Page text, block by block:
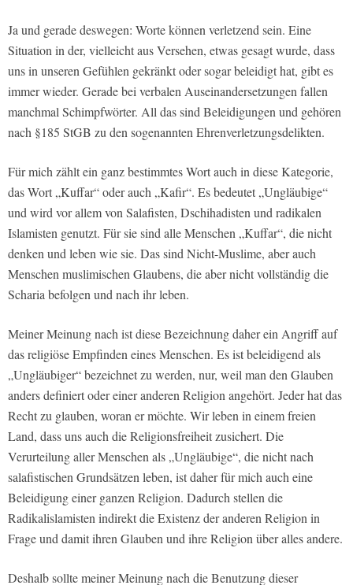
Ja und gerade deswegen: Worte können verletzend sein. Eine
Situation in der, vielleicht aus Versehen, etwas gesagt wurde, dass
uns in unseren Gefühlen gekränkt oder sogar beleidigt hat, gibt es
immer wieder. Gerade bei verbalen Auseinandersetzungen fallen
manchmal Schimpfwörter. All das sind Beleidigungen und gehören
nach §185 StGB zu den sogenannten Ehrenverletzungsdelikten.
Für mich zählt ein ganz bestimmtes Wort auch in diese Kategorie,
das Wort „Kuffar“ oder auch „Kafir“. Es bedeutet „Ungläubige“
und wird vor allem von Salafisten, Dschihadisten und radikalen
Islamisten genutzt. Für sie sind alle Menschen „Kuffar“, die nicht
denken und leben wie sie. Das sind Nicht-Muslime, aber auch
Menschen muslimischen Glaubens, die aber nicht vollständig die
Scharia befolgen und nach ihr leben.
Meiner Meinung nach ist diese Bezeichnung daher ein Angriff auf
das religiöse Empfinden eines Menschen. Es ist beleidigend als
„Ungläubiger“ bezeichnet zu werden, nur, weil man den Glauben
anders definiert oder einer anderen Religion angehört. Jeder hat das
Recht zu glauben, woran er möchte. Wir leben in einem freien
Land, dass uns auch die Religionsfreiheit zusichert. Die
Verurteilung aller Menschen als „Ungläubige“, die nicht nach
salafistischen Grundsätzen leben, ist daher für mich auch eine
Beleidigung einer ganzen Religion. Dadurch stellen die
Radikalislamisten indirekt die Existenz der anderen Religion in
Frage und damit ihren Glauben und ihre Religion über alles andere.
Deshalb sollte meiner Meinung nach die Benutzung dieser